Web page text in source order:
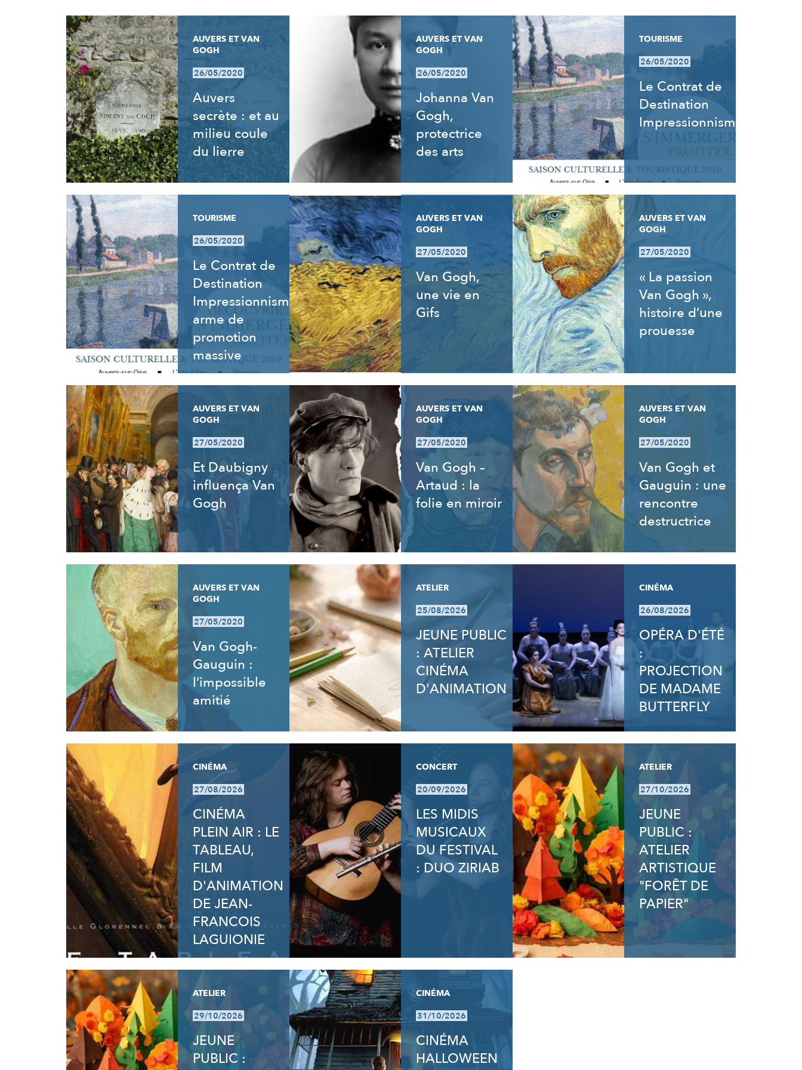
RÉSULTATS
AUVERS ET VAN
GOGH
26/05/2020
Auvers
secrète : et au
milieu coule
du lierre
AUVERS ET VAN
GOGH
26/05/2020
Johanna Van
Gogh,
protectrice
des arts
TOURISME
26/05/2020
Le Contrat de
Destination
Impressionnisme
TOURISME
26/05/2020
Le Contrat de
Destination
Impressionnisme,
arme de
promotion
massive
AUVERS ET VAN
GOGH
27/05/2020
Van Gogh,
une vie en
Gifs
AUVERS ET VAN
GOGH
27/05/2020
« La passion
Van Gogh »,
histoire d’une
prouesse
AUVERS ET VAN
GOGH
27/05/2020
Et Daubigny
influença Van
Gogh
AUVERS ET VAN
GOGH
27/05/2020
Van Gogh –
Artaud : la
folie en miroir
AUVERS ET VAN
GOGH
27/05/2020
Van Gogh et
Gauguin : une
rencontre
destructrice
AUVERS ET VAN
GOGH
27/05/2020
Van Gogh-
Gauguin :
l’impossible
amitié
ATELIER
25/08/2026
JEUNE PUBLIC
: ATELIER
CINÉMA
D'ANIMATION
CINÉMA
26/08/2026
OPÉRA D'ÉTÉ
:
PROJECTION
DE MADAME
BUTTERFLY
CINÉMA
27/08/2026
CINÉMA
PLEIN AIR : LE
TABLEAU,
FILM
D'ANIMATION
DE JEAN-
FRANCOIS
LAGUIONIE
CONCERT
20/09/2026
LES MIDIS
MUSICAUX
DU FESTIVAL
: DUO ZIRIAB
ATELIER
27/10/2026
JEUNE
PUBLIC :
ATELIER
ARTISTIQUE
"FORÊT DE
PAPIER"
ATELIER
29/10/2026
JEUNE
PUBLIC :
CINÉMA
31/10/2026
CINÉMA
HALLOWEEN